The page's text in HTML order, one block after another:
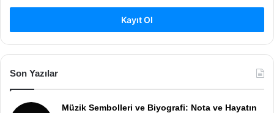
Kayıt Ol
Son Yazılar
Müzik Sembolleri ve Biyografi: Nota ve Hayatın